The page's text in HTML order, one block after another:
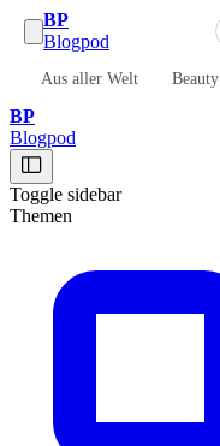
BP
Blogpod
Aus aller Welt Beauty
BP
Blogpod
Toggle sidebar
Themen